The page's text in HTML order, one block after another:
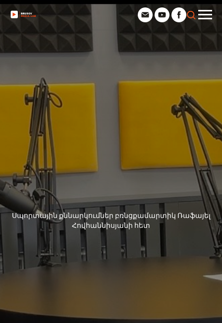
Սպորտային քննարկումներ բռնցքամարտիկ Ռաֆայել
Հովհաննիսյանի հետ